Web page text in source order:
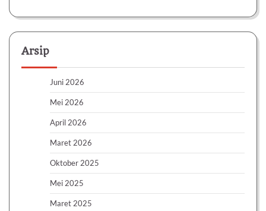
Arsip
Juni 2026
Mei 2026
April 2026
Maret 2026
Oktober 2025
Mei 2025
Maret 2025